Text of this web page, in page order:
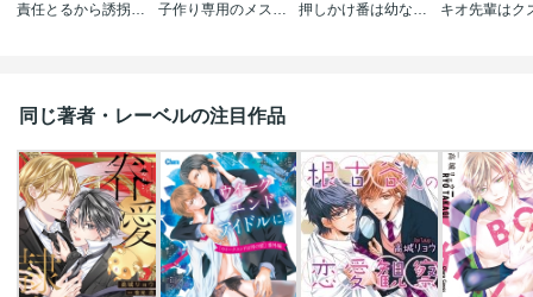
責任とるから誘拐させて 子作り専用のメス、無料配布中。～トロトロで今すぐ使えますよ？～ 押しかけ番は幼なじみ(分冊版)
同じ著者・レーベルの注目作品